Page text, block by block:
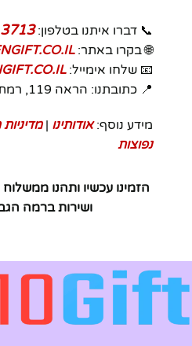
📞 דברו איתנו בטלפון:
🌐 בקרו באתר:
📧 שלחו אימייל:
📍 כתובתנו: הראה 119, רמת גן
מידע נוסף:אודותינו |
נפוצות
הזמינו עכשיו ותהנו
ושירות ברמה